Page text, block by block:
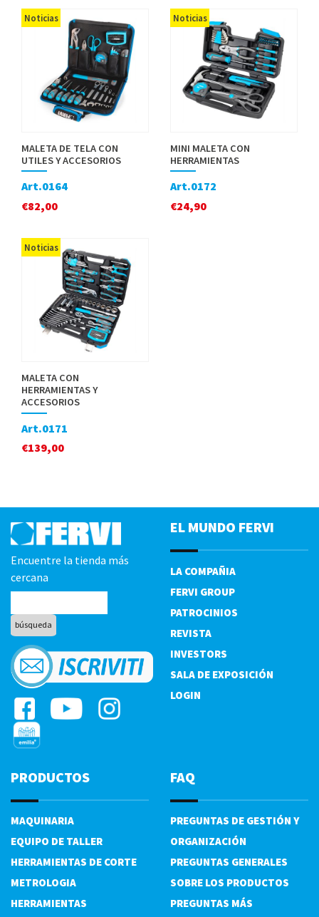
Noticias
MALETA DE TELA CON
UTILES Y ACCESORIOS
Art.0164
€82,00
Noticias
MINI MALETA CON
HERRAMIENTAS
Art.0172
€24,90
Noticias
MALETA CON
HERRAMIENTAS Y
ACCESORIOS
Art.0171
€139,00
Encuentre la tienda más
cercana
EL MUNDO FERVI
LA COMPAÑIA
FERVI GROUP
PATROCINIOS
REVISTA
INVESTORS
SALA DE EXPOSICIÓN
LOGIN
PRODUCTOS
MAQUINARIA
EQUIPO DE TALLER
HERRAMIENTAS DE CORTE
METROLOGIA
HERRAMIENTAS
FAQ
PREGUNTAS DE GESTIÓN Y
ORGANIZACIÓN
PREGUNTAS GENERALES
SOBRE LOS PRODUCTOS
PREGUNTAS MÁS